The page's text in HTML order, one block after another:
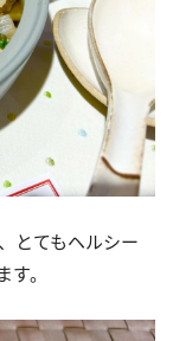
とてもヘルシー
。